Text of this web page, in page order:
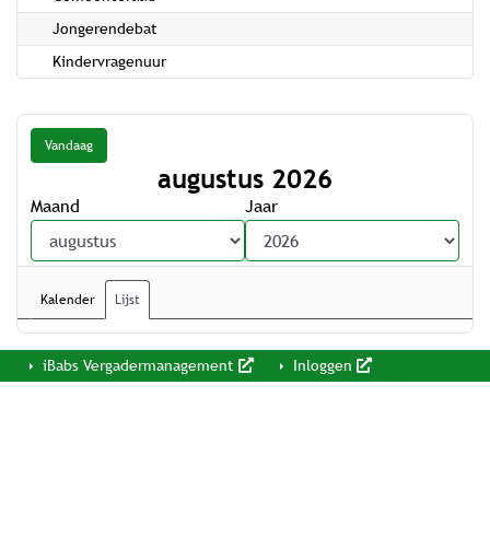
Jongerendebat
Kindervragenuur
Vandaag
augustus 2026
Maand Jaar
Kalender Lijst
iBabs Vergadermanagement Inloggen